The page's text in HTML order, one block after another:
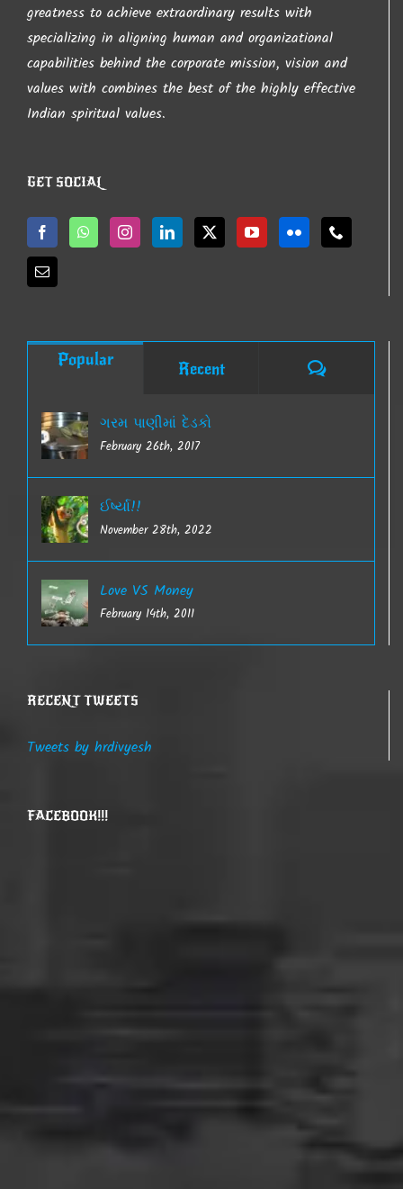
greatness to achieve extraordinary results with
specializing in aligning human and organizational
capabilities behind the corporate mission, vision and
values with combines the best of the highly effective
Indian spiritual values.
GET SOCIAL
Popular Recent Comments
ગરમ પાણીમાં દેડકો
February 26th, 2017
ઈર્ષ્યા!!
November 28th, 2022
Love VS Money
February 14th, 2011
RECENT TWEETS
Tweets by hrdivyesh
FACEBOOK!!!